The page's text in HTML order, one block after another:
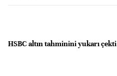
HSBC altın tahminini yukarı çekti